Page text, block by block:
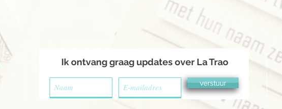
Ik ontvang graag updates over La Trao
verstuur